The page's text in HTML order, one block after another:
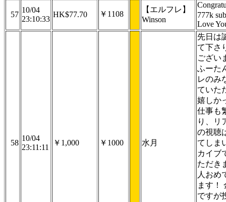
57
10/04
23:10:33
HK$77.70 ￥1108
【エルフレ】
Winson
777k
Love
58
10/04
23:11:11
￥1,000 ￥1000 水月
先日は
て下さ
ござい
ふーた
レのみ
ていた
嬉しか
仕事も
り、リ
の視聴
てしま
カイブ
ただき
人おめ
ます！
ですが